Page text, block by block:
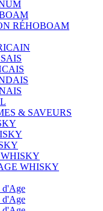
RÉHOBOAM
& SAVEURS
WHISKY
d'Age
d'Age